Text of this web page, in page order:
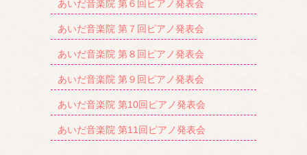
あいだ音楽院 第６回ピアノ発表会
あいだ音楽院 第７回ピアノ発表会
あいだ音楽院 第８回ピアノ発表会
あいだ音楽院 第９回ピアノ発表会
あいだ音楽院 第10回ピアノ発表会
あいだ音楽院 第11回ピアノ発表会